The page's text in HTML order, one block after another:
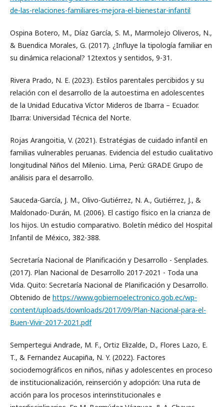
de-las-relaciones-familiares-mejora-el-bienestar-infantil
Ospina Botero, M., Díaz García, S. M., Marmolejo Oliveros, N.,
& Buendica Morales, G. (2017). ¿Influye la tipología familiar en
su dinámica relacional? 12textos y sentidos, 9-31.
Rivera Prado, N. E. (2023). Estilos parentales percibidos y su
relación con el desarrollo de la autoestima en adolescentes
de la Unidad Educativa Víctor Mideros de Ibarra – Ecuador.
Ibarra: Universidad Técnica del Norte.
Rojas Arangoitia, V. (2021). Estratégias de cuidado infantil en
familias vulnerables peruanas. Evidencia del estudio cualitativo
longitudinal Niños del Milenio. Lima, Perú: GRADE Grupo de
análisis para el desarrollo.
Sauceda-García, J. M., Olivo-Gutiérrez, N. A., Gutiérrez, J., &
Maldonado-Durán, M. (2006). El castigo físico en la crianza de
los hijos. Un estudio comparativo. Boletín médico del Hospital
Infantil de México, 382-388.
Secretaría Nacional de Planificación y Desarrollo - Senplades.
(2017). Plan Nacional de Desarrollo 2017-2021 - Toda una
Vida. Quito: Secretaría Nacional de Planificación y Desarrollo.
Obtenido de https://www.gobiernoelectronico.gob.ec/wp-
content/uploads/downloads/2017/09/Plan-Nacional-para-el-
Buen-Vivir-2017-2021.pdf
Sempertegui Andrade, M. F., Ortiz Elizalde, D., Flores Lazo, E.
T., & Fernandez Aucapiña, N. Y. (2022). Factores
sociodemográficos en niños, niñas y adolescentes en proceso
de institucionalización, reinserción y adopción: Una ruta de
acción para los procesos interinstitucionales e